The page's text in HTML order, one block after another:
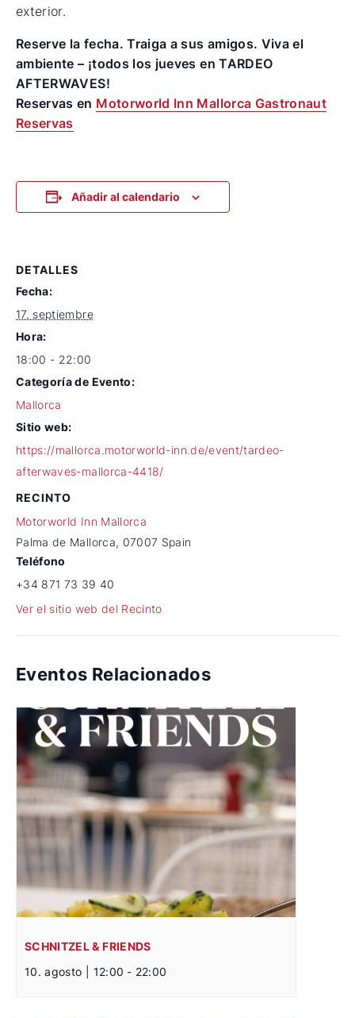
exterior.
Reserve la fecha. Traiga a sus amigos. Viva el
ambiente – ¡todos los jueves en TARDEO
AFTERWAVES!
Reservas en Motorworld Inn Mallorca Gastronaut
Reservas
Añadir al calendario
DETALLES
Fecha:
17. septiembre
Hora:
18:00 - 22:00
Categoría de Evento:
Mallorca
Sitio web:
https://mallorca.motorworld-inn.de/event/tardeo-
afterwaves-mallorca-4418/
RECINTO
Motorworld Inn Mallorca
Palma de Mallorca, 07007 Spain
Teléfono
+34 871 73 39 40
Ver el sitio web del Recinto
Eventos Relacionados
SCHNITZEL & FRIENDS
10. agosto | 12:00 - 22:00